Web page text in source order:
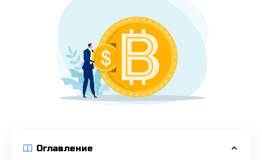
Оглавление